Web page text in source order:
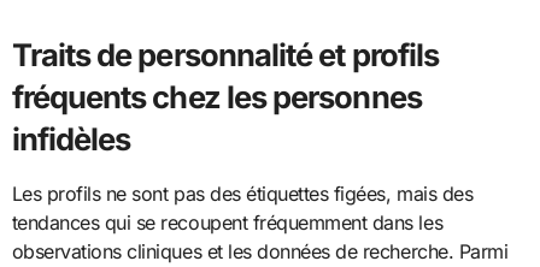
Traits de personnalité et profils
fréquents chez les personnes
infidèles
Les profils ne sont pas des étiquettes figées, mais des
tendances qui se recoupent fréquemment dans les
observations cliniques et les données de recherche. Parmi